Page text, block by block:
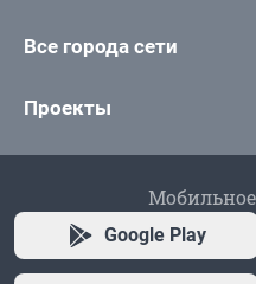
Все города сети
Проекты
Google Play